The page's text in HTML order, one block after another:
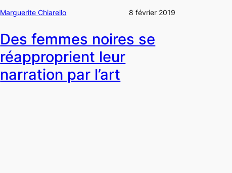
Marguerite Chiarello 8 février 2019
Des femmes noires se
réapproprient leur
narration par l’art